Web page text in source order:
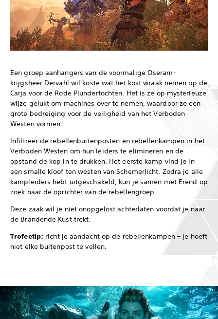
Een groep aanhangers van de voormalige Oseram-
krijgsheer Dervahl wil koste wat het kost wraak nemen op de
Carja voor de Rode Plundertochten. Het is ze op mysterieuze
wijze gelukt om machines over te nemen, waardoor ze een
grote bedreiging voor de veiligheid van het Verboden
Westen vormen.
Infiltreer de rebellenbuitenposten en rebellenkampen in het
Verboden Westen om hun leiders te elimineren en de
opstand de kop in te drukken. Het eerste kamp vind je in
een smalle kloof ten westen van Schemerlicht. Zodra je alle
kampleiders hebt uitgeschakeld, kun je samen met Erend op
zoek naar de oprichter van de rebellengroep.
Deze zaak wil je niet onopgelost achterlaten voordat je naar
de Brandende Kust trekt.
Trofeetip: richt je aandacht op de rebellenkampen – je hoeft
niet elke buitenpost te vellen.